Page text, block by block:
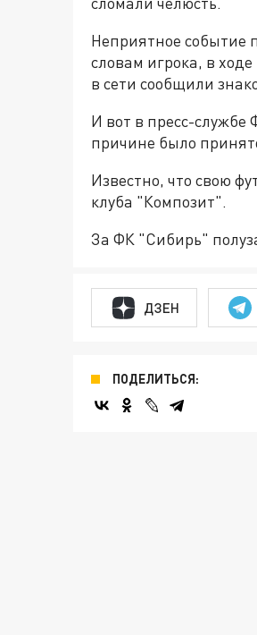
Неприятное событие
словам игрока, в
в сети сообщили
И вот в пресс-
причине было
Известно, что свою
клуба "Композит".
За ФК "Сибирь"
ДЗЕН
ПОДЕЛИТЬСЯ: